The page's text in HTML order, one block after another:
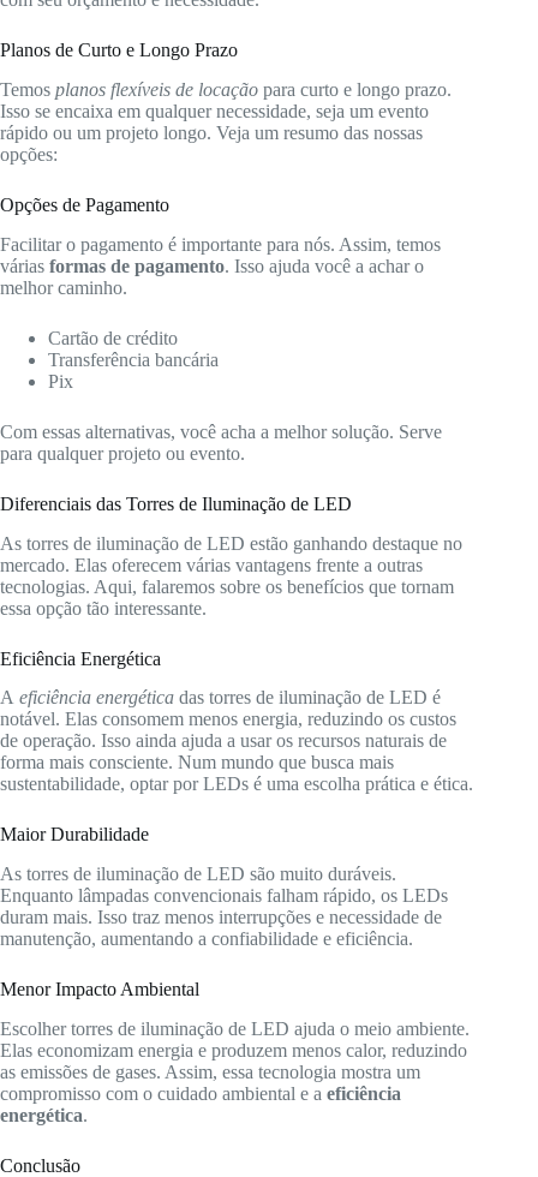
Planos de Curto e Longo Prazo
Temos planos flexíveis de locação para curto e longo prazo.
Isso se encaixa em qualquer necessidade, seja um evento
rápido ou um projeto longo. Veja um resumo das nossas
opções:
Opções de Pagamento
Facilitar o pagamento é importante para nós. Assim, temos
várias formas de pagamento. Isso ajuda você a achar o
melhor caminho.
Cartão de crédito
Transferência bancária
Pix
Com essas alternativas, você acha a melhor solução. Serve
para qualquer projeto ou evento.
Diferenciais das Torres de Iluminação de LED
As torres de iluminação de LED estão ganhando destaque no
mercado. Elas oferecem várias vantagens frente a outras
tecnologias. Aqui, falaremos sobre os benefícios que tornam
essa opção tão interessante.
Eficiência Energética
A eficiência energética das torres de iluminação de LED é
notável. Elas consomem menos energia, reduzindo os custos
de operação. Isso ainda ajuda a usar os recursos naturais de
forma mais consciente. Num mundo que busca mais
sustentabilidade, optar por LEDs é uma escolha prática e ética.
Maior Durabilidade
As torres de iluminação de LED são muito duráveis.
Enquanto lâmpadas convencionais falham rápido, os LEDs
duram mais. Isso traz menos interrupções e necessidade de
manutenção, aumentando a confiabilidade e eficiência.
Menor Impacto Ambiental
Escolher torres de iluminação de LED ajuda o meio ambiente.
Elas economizam energia e produzem menos calor, reduzindo
as emissões de gases. Assim, essa tecnologia mostra um
compromisso com o cuidado ambiental e a eficiência
energética.
Conclusão